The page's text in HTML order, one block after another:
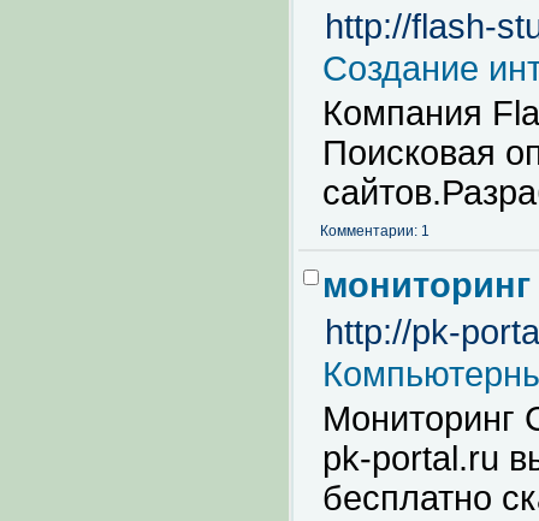
http://flash-
Создание
Компания
Поисковая
Комментарии: 1
http://pk-
Мониторинг
pk-portal.ru
бесплатно